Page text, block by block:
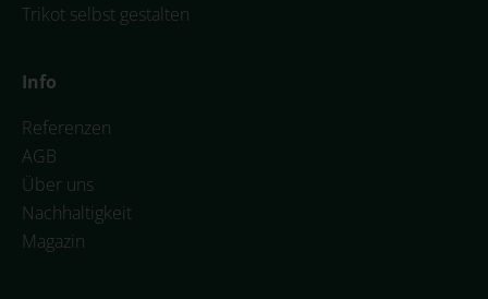
Trikot selbst gestalten
Info
Referenzen
AGB
Über uns
Nachhaltigkeit
Magazin